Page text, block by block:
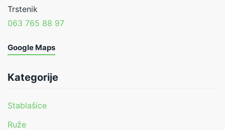
Trstenik
063 765 88 97
Google Maps
Kategorije
Stablašice
Ruže